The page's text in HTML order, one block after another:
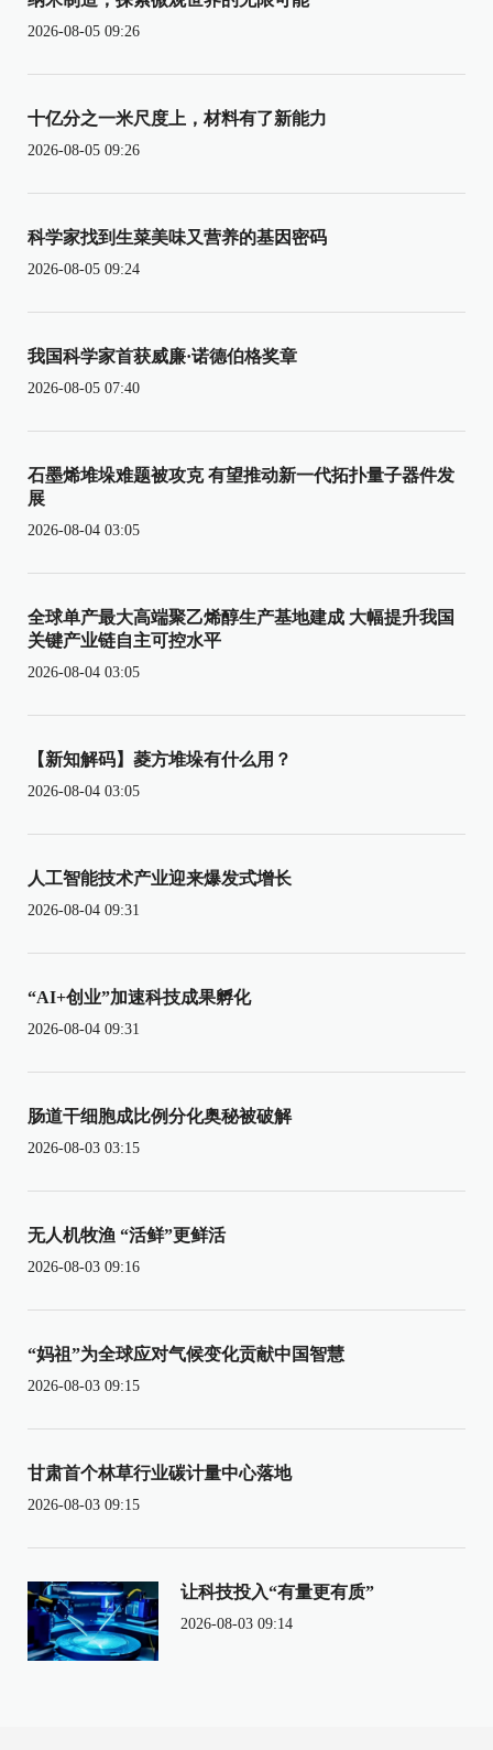
2026-08-05 09:26
十亿分之一米尺度上，材料有了新能力
2026-08-05 09:26
科学家找到生菜美味又营养的基因密码
2026-08-05 09:24
我国科学家首获威廉·诺德伯格奖章
2026-08-05 07:40
石墨烯堆垛难题被攻克 有望推动新一代拓扑量子器件发
展
2026-08-04 03:05
全球单产最大高端聚乙烯醇生产基地建成 大幅提升我国
关键产业链自主可控水平
2026-08-04 03:05
【新知解码】菱方堆垛有什么用？
2026-08-04 03:05
人工智能技术产业迎来爆发式增长
2026-08-04 09:31
“AI+创业”加速科技成果孵化
2026-08-04 09:31
肠道干细胞成比例分化奥秘被破解
2026-08-03 03:15
无人机牧渔 “活鲜”更鲜活
2026-08-03 09:16
“妈祖”为全球应对气候变化贡献中国智慧
2026-08-03 09:15
甘肃首个林草行业碳计量中心落地
2026-08-03 09:15
让科技投入“有量更有质”
2026-08-03 09:14